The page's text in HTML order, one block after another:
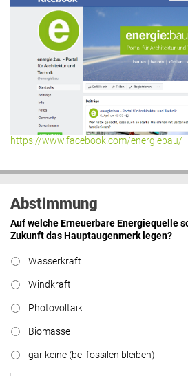
https://www.facebook.com/energiebau/
Abstimmung
Auf welche Erneuerbare Energiequelle
Zukunft das Hauptaugenmerk legen?
Wasserkraft
Windkraft
Photovoltaik
Biomasse
gar keine (bei fossilen bleiben)